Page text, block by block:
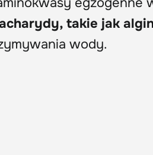
takie jak
wody.